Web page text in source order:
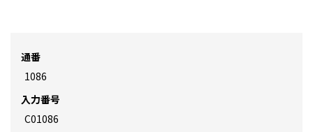
通番
1086
入力番号
C01086